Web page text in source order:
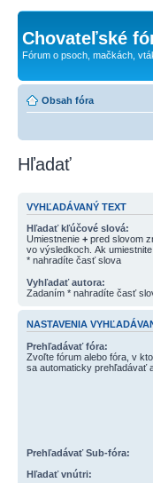
Chovateľské
Fórum o psoch, mačkách,
Obsah fóra
Hľadať
VYHĽADÁVANÝ TEXT
Hľadať kľúčové slová:
Umiestnenie + pred slovom
vo výsledkoch. Ak umiestnite
* nahradíte časť slova
Vyhľadať autora:
Zadaním * nahradíte časť
NASTAVENIA
Prehľadávať fóra:
Zvoľte fórum alebo fóra, v
sa automaticky prehľadávať
Prehľadávať Sub-fóra:
Hľadať vnútri: